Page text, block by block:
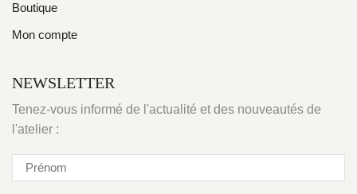
Boutique
Mon compte
NEWSLETTER
Tenez-vous informé de l'actualité et des nouveautés de
l'atelier :